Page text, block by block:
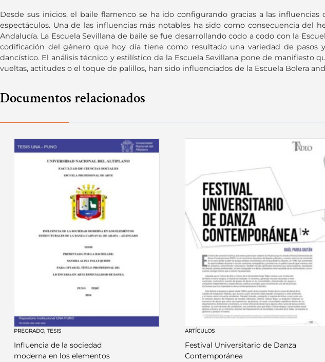
Desde sus inicios, el baile flamenco se ha ido configurando gracias a las
espectáculos. Una de las influencias más notables ha sido como consecuencia
Andalucía. La Escuela Sevillana de baile se fue desarrollando codo a codo con la
codificación del género que hoy día tiene como resultado una variedad de
dancístico. El análisis técnico y estilístico de la Escuela Sevillana pone de manifiesto
vueltas, actitudes o el toque de palillos, han sido influenciados de la Escuela Bolera
Documentos relacionados
PREGRADO, TESIS
Influencia de la sociedad
moderna en los elementos
ARTÍCULOS
Festival Universitario de Danza
Contemporánea